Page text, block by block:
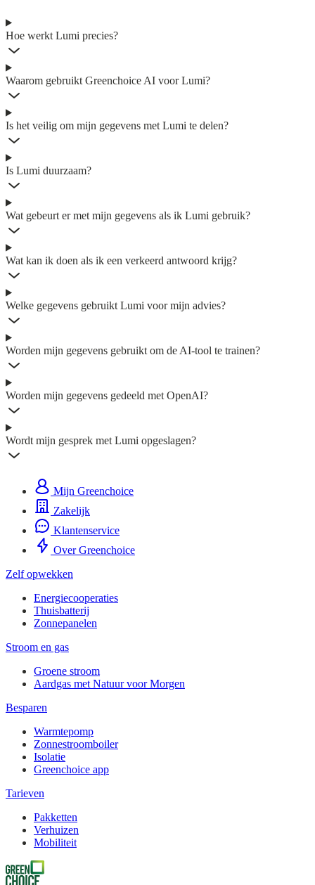
Hoe werkt Lumi precies?
Waarom gebruikt Greenchoice AI voor Lumi?
Is het veilig om mijn gegevens met Lumi te delen?
Is Lumi duurzaam?
Wat gebeurt er met mijn gegevens als ik Lumi gebruik?
Wat kan ik doen als ik een verkeerd antwoord krijg?
Welke gegevens gebruikt Lumi voor mijn advies?
Worden mijn gegevens gebruikt om de AI-tool te trainen?
Worden mijn gegevens gedeeld met OpenAI?
Wordt mijn gesprek met Lumi opgeslagen?
Mijn Greenchoice
Zakelijk
Klantenservice
Over Greenchoice
Zelf opwekken
Energiecooperaties
Thuisbatterij
Zonnepanelen
Stroom en gas
Groene stroom
Aardgas met Natuur voor Morgen
Besparen
Warmtepomp
Zonnestroomboiler
Isolatie
Greenchoice app
Tarieven
Pakketten
Verhuizen
Mobiliteit